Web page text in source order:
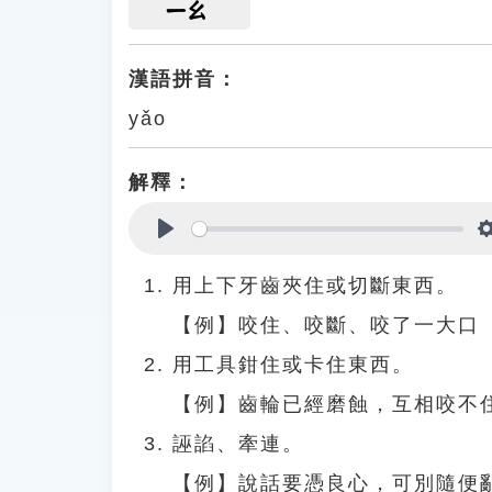
ㄧㄠ
漢語拼音：
yǎo
解釋：
用上下牙齒夾住或切斷東西。
【例】咬住、咬斷、咬了一大口
用工具鉗住或卡住東西。
【例】齒輪已經磨蝕，互相咬不
誣諂、牽連。
【例】說話要憑良心，可別隨便